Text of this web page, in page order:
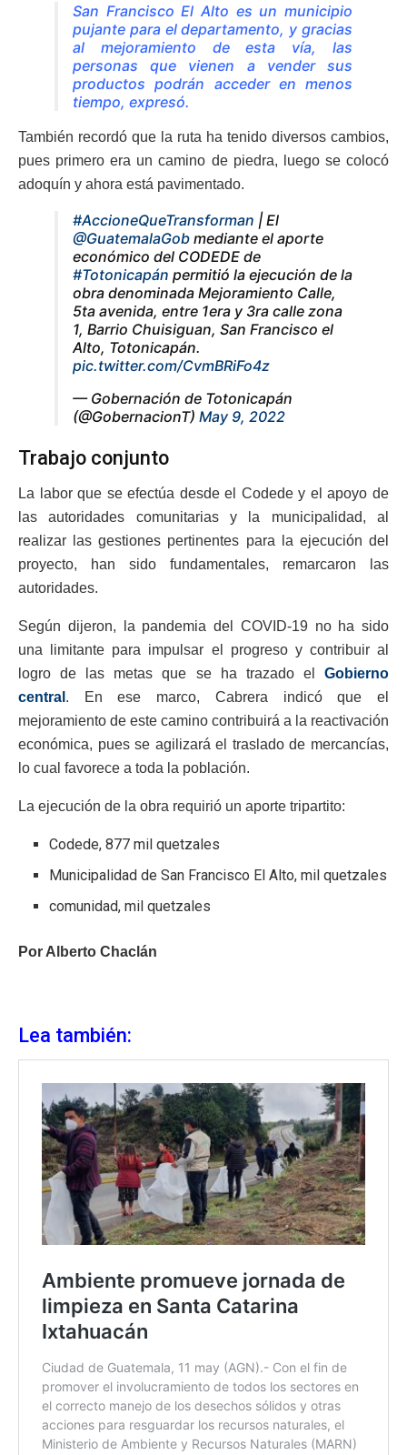
San Francisco El Alto es un municipio
pujante para el departamento, y gracias
al mejoramiento de esta vía, las
personas que vienen a vender sus
productos podrán acceder en menos
tiempo, expresó.
También recordó que la ruta ha tenido diversos cambios,
pues primero era un camino de piedra, luego se colocó
adoquín y ahora está pavimentado.
#AccioneQueTransforman | El
@GuatemalaGob mediante el aporte
económico del CODEDE de
#Totonicapán permitió la ejecución de la
obra denominada Mejoramiento Calle,
5ta avenida, entre 1era y 3ra calle zona
1, Barrio Chuisiguan, San Francisco el
Alto, Totonicapán.
pic.twitter.com/CvmBRiFo4z
— Gobernación de Totonicapán
(@GobernacionT) May 9, 2022
Trabajo conjunto
La labor que se efectúa desde el Codede y el apoyo de
las autoridades comunitarias y la municipalidad, al
realizar las gestiones pertinentes para la ejecución del
proyecto, han sido fundamentales, remarcaron las
autoridades.
Según dijeron, la pandemia del COVID-19 no ha sido
una limitante para impulsar el progreso y contribuir al
logro de las metas que se ha trazado el
Gobierno
central . En ese marco, Cabrera indicó que el
mejoramiento de este camino contribuirá a la reactivación
económica, pues se agilizará el traslado de mercancías,
lo cual favorece a toda la población.
La ejecución de la obra requirió un aporte tripartito:
Codede, 877 mil quetzales
Municipalidad de San Francisco El Alto, mil quetzales
comunidad, mil quetzales
Por Alberto Chaclán
Lea también: